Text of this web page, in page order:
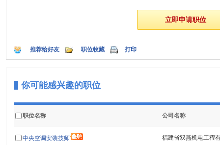
推荐给好友 职位收藏 打印
你可能感兴趣的职位
职位名称 公司名称
中央空调安装技师 福建省双燕机电工程